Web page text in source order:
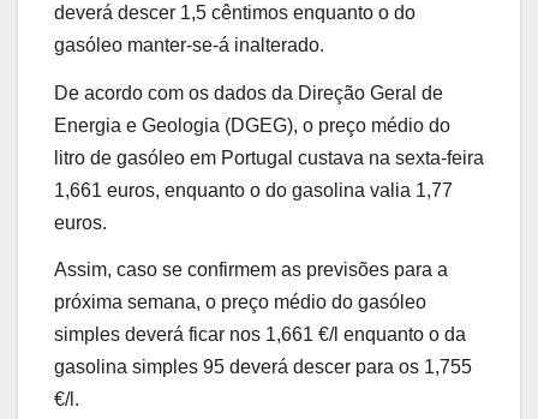
deverá descer 1,5 cêntimos enquanto o do
gasóleo manter-se-á inalterado.
De acordo com os dados da Direção Geral de
Energia e Geologia (DGEG), o preço médio do
litro de gasóleo em Portugal custava na sexta-feira
1,661 euros, enquanto o do gasolina valia 1,77
euros.
Assim, caso se confirmem as previsões para a
próxima semana, o preço médio do gasóleo
simples deverá ficar nos 1,661 €/l enquanto o da
gasolina simples 95 deverá descer para os 1,755
€/l.